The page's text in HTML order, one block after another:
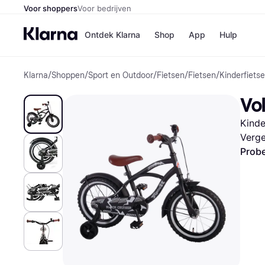
Voor shoppersVoor bedrijven
Ontdek Klarna Shop
Winkels
Bol
H&M
App Hulp
Klarna/Shoppen/Sport en Outdoor/Fietsen/Fietsen/